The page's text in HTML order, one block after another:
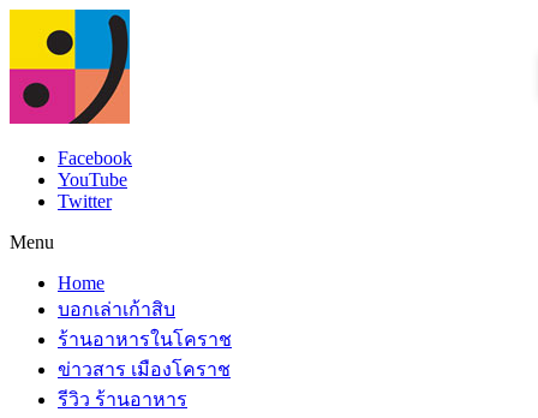
Facebook
YouTube
Twitter
Menu
Home
บอกเล่าเก้าสิบ
ร้านอาหารในโคราช
ข่าวสาร เมืองโคราช
รีวิว ร้านอาหาร